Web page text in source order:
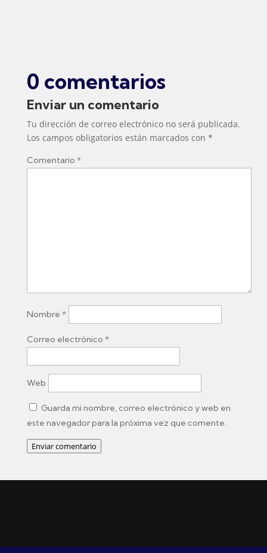
0 comentarios
Enviar un comentario
Tu dirección de correo electrónico no será publicada.
Los campos obligatorios están marcados con *
Comentario *
Nombre *
Correo electrónico *
Web
Guarda mi nombre, correo electrónico y web en
este navegador para la próxima vez que comente.
Enviar comentario